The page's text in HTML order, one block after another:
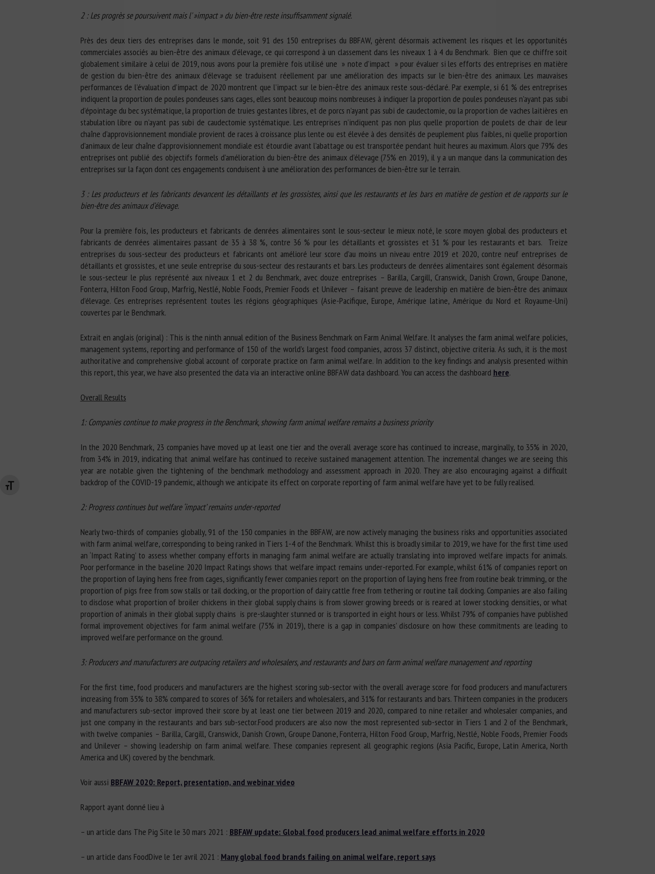
Changer la taille de la police
2 : Les progrès se poursuivent mais l' »impact » du bien-être reste insuffisamment signalé.
Près des deux tiers des entreprises dans le monde, soit 91 des 150 entreprises du BBFAW, gèrent désormais activement les risques et les opportunités
commerciales associés au bien-être des animaux d’élevage, ce qui correspond à un classement dans les niveaux 1 à 4 du Benchmark. Bien que ce chiffre soit
globalement similaire à celui de 2019, nous avons pour la première fois utilisé une » note d’impact » pour évaluer si les efforts des entreprises en matière
de gestion du bien-être des animaux d’élevage se traduisent réellement par une amélioration des impacts sur le bien-être des animaux. Les mauvaises
performances de l’évaluation d’impact de 2020 montrent que l’impact sur le bien-être des animaux reste sous-déclaré. Par exemple, si 61 % des entreprises
indiquent la proportion de poules pondeuses sans cages, elles sont beaucoup moins nombreuses à indiquer la proportion de poules pondeuses n’ayant pas subi
d’épointage du bec systématique, la proportion de truies gestantes libres, et de porcs n’ayant pas subi de caudectomie, ou la proportion de vaches laitières en
stabulation libre ou n’ayant pas subi de caudectomie systématique. Les entreprises n’indiquent pas non plus quelle proportion de poulets de chair de leur
chaîne d’approvisionnement mondiale provient de races à croissance plus lente ou est élevée à des densités de peuplement plus faibles, ni quelle proportion
d’animaux de leur chaîne d’approvisionnement mondiale est étourdie avant l’abattage ou est transportée pendant huit heures au maximum. Alors que 79% des
entreprises ont publié des objectifs formels d’amélioration du bien-être des animaux d’élevage (75% en 2019), il y a un manque dans la communication des
entreprises sur la façon dont ces engagements conduisent à une amélioration des performances de bien-être sur le terrain.
3 : Les producteurs et les fabricants devancent les détaillants et les grossistes, ainsi que les restaurants et les bars en matière de gestion et de rapports sur le
bien-être des animaux d’élevage.
Pour la première fois, les producteurs et fabricants de denrées alimentaires sont le sous-secteur le mieux noté, le score moyen global des producteurs et
fabricants de denrées alimentaires passant de 35 à 38 %, contre 36 % pour les détaillants et grossistes et 31 % pour les restaurants et bars. Treize
entreprises du sous-secteur des producteurs et fabricants ont amélioré leur score d’au moins un niveau entre 2019 et 2020, contre neuf entreprises de
détaillants et grossistes, et une seule entreprise du sous-secteur des restaurants et bars. Les producteurs de denrées alimentaires sont également désormais
le sous-secteur le plus représenté aux niveaux 1 et 2 du Benchmark, avec douze entreprises – Barilla, Cargill, Cranswick, Danish Crown, Groupe Danone,
Fonterra, Hilton Food Group, Marfrig, Nestlé, Noble Foods, Premier Foods et Unilever – faisant preuve de leadership en matière de bien-être des animaux
d’élevage. Ces entreprises représentent toutes les régions géographiques (Asie-Pacifique, Europe, Amérique latine, Amérique du Nord et Royaume-Uni)
couvertes par le Benchmark.
Extrait en anglais (original) : This is the ninth annual edition of the Business Benchmark on Farm Animal Welfare. It analyses the farm animal welfare policies,
management systems, reporting and performance of 150 of the world’s largest food companies, across 37 distinct, objective criteria. As such, it is the most
authoritative and comprehensive global account of corporate practice on farm animal welfare. In addition to the key findings and analysis presented within
this report, this year, we have also presented the data via an interactive online BBFAW data dashboard. You can access the dashboard here.
Overall Results
1: Companies continue to make progress in the Benchmark, showing farm animal welfare remains a business priority
In the 2020 Benchmark, 23 companies have moved up at least one tier and the overall average score has continued to increase, marginally, to 35% in 2020,
from 34% in 2019, indicating that animal welfare has continued to receive sustained management attention. The incremental changes we are seeing this
year are notable given the tightening of the benchmark methodology and assessment approach in 2020. They are also encouraging against a difficult
backdrop of the COVID-19 pandemic, although we anticipate its effect on corporate reporting of farm animal welfare have yet to be fully realised.
2: Progress continues but welfare ‘impact’ remains under-reported
Nearly two-thirds of companies globally, 91 of the 150 companies in the BBFAW, are now actively managing the business risks and opportunities associated
with farm animal welfare, corresponding to being ranked in Tiers 1-4 of the Benchmark. Whilst this is broadly similar to 2019, we have for the first time used
an ‘Impact Rating’ to assess whether company efforts in managing farm animal welfare are actually translating into improved welfare impacts for animals.
Poor performance in the baseline 2020 Impact Ratings shows that welfare impact remains under-reported. For example, whilst 61% of companies report on
the proportion of laying hens free from cages, significantly fewer companies report on the proportion of laying hens free from routine beak trimming, or the
proportion of pigs free from sow stalls or tail docking, or the proportion of dairy cattle free from tethering or routine tail docking. Companies are also failing
to disclose what proportion of broiler chickens in their global supply chains is from slower growing breeds or is reared at lower stocking densities, or what
proportion of animals in their global supply chains is pre-slaughter stunned or is transported in eight hours or less. Whilst 79% of companies have published
formal improvement objectives for farm animal welfare (75% in 2019), there is a gap in companies’ disclosure on how these commitments are leading to
improved welfare performance on the ground.
3: Producers and manufacturers are outpacing retailers and wholesalers, and restaurants and bars on farm animal welfare management and reporting
For the first time, food producers and manufacturers are the highest scoring sub-sector with the overall average score for food producers and manufacturers
increasing from 35% to 38% compared to scores of 36% for retailers and wholesalers, and 31% for restaurants and bars. Thirteen companies in the producers
and manufacturers sub-sector improved their score by at least one tier between 2019 and 2020, compared to nine retailer and wholesaler companies, and
just one company in the restaurants and bars sub-sector.Food producers are also now the most represented sub-sector in Tiers 1 and 2 of the Benchmark,
with twelve companies – Barilla, Cargill, Cranswick, Danish Crown, Groupe Danone, Fonterra, Hilton Food Group, Marfrig, Nestlé, Noble Foods, Premier Foods
and Unilever – showing leadership on farm animal welfare. These companies represent all geographic regions (Asia Pacific, Europe, Latin America, North
America and UK) covered by the benchmark.
Voir aussi BBFAW 2020: Report, presentation, and webinar video
Rapport ayant donné lieu à
– un article dans The Pig Site le 30 mars 2021 : BBFAW update: Global food producers lead animal welfare efforts in 2020
– un article dans FoodDive le 1er avril 2021 : Many global food brands failing on animal welfare, report says